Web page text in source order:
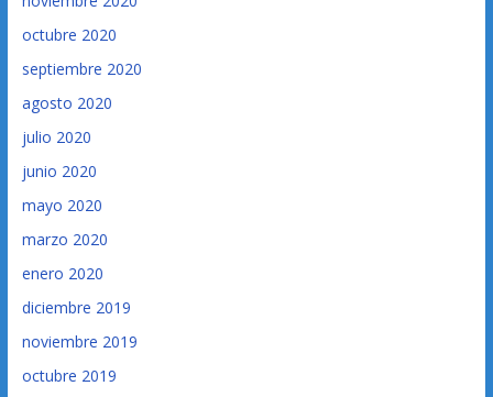
octubre 2020
septiembre 2020
agosto 2020
julio 2020
junio 2020
mayo 2020
marzo 2020
enero 2020
diciembre 2019
noviembre 2019
octubre 2019